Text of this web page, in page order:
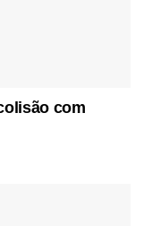
com